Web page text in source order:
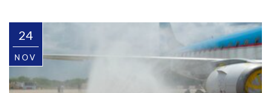
24
NOV